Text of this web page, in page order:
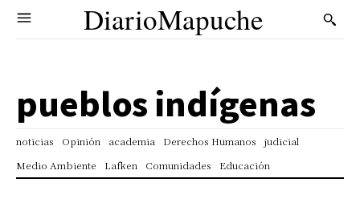
DiarioMapuche
pueblos indígenas
noticias Opinión academia Derechos Humanos
judicial
Medio Ambiente
Lafken Comunidades Educación